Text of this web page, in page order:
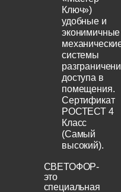
Ключ»)
удобные и
эконимичные
системы
доступа в
помещения.
Сертификат
РОСТЕСТ 4
Класс
(Самый
высокий).
СВЕТОФОР-
это
специальная